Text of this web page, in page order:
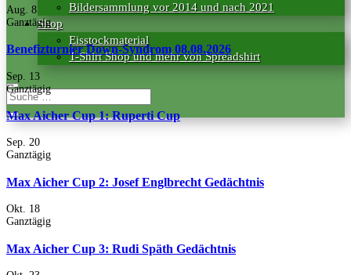
Bildersammlung vor 2014 und nach 2021
Shop
Eisstockmaterial
T-Shirt Shop und mehr von Spreadshirt
Aug. 8
Ganztägig
Benefizturnier Down-Syndrom 08.08.2026
Sep. 13
Ganztägig
Max Aicher Cup 1: Ruperti Cup
Sep. 20
Ganztägig
Max Aicher Cup 2: Josef Englbrecht Gedächtnis
Okt. 18
Ganztägig
Max Aicher Cup 3: Rudi Späth Gedächtnis